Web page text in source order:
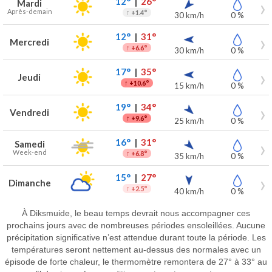
Mardi
Après-demain ↑ +1.4° 30 km/h 0 %
Mercredi 12°| 31°
↑ +6.6° 30 km/h 0 %
Jeudi 17°| 35°
↑ +10.6° 15 km/h 0 %
Vendredi 19°| 34°
↑ +9.6° 25 km/h 0 %
Samedi
Week-end
16°| 31°
↑ +6.8° 35 km/h 0 %
Dimanche 15°| 27°
↑ +2.5° 40 km/h 0 %
À Diksmuide, le beau temps devrait nous accompagner ces
prochains jours avec de nombreuses périodes ensoleillées. Aucune
précipitation significative n’est attendue durant toute la période. Les
températures seront nettement au-dessus des normales avec un
épisode de forte chaleur, le thermomètre remontera de 27° à 33° au